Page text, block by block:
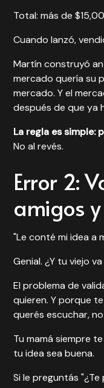
Total: más de
Cuando lanzó,
Martín construyó
mercado quería su
mercado. Y el
después de que ya
La regla es simple:
No al revés.
Error 2:
amigos
"Le conté mi idea a
Genial. ¿Y tu viejo
El problema de
quieren. Y porque
querés escuchar,
Tu mamá siempre
tu idea sea buena.
Si le preguntás